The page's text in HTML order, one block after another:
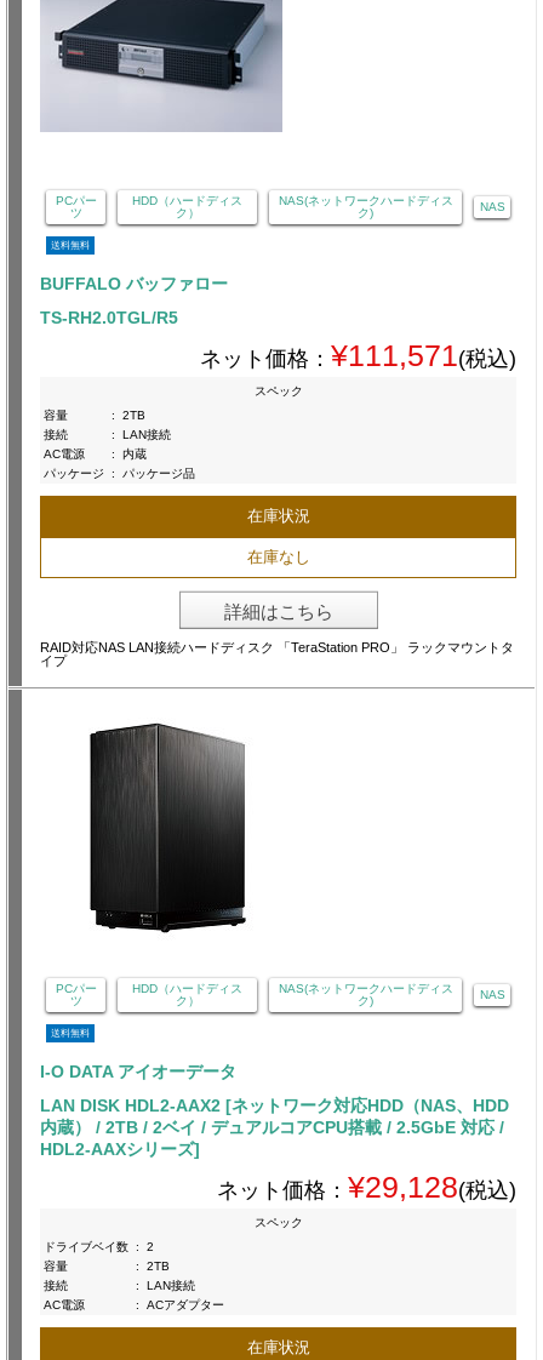
PCパー
ツ
HDD（ハードディス
ク）
NAS(ネットワークハードディス
ク)
NAS
送料無料
BUFFALO バッファロー
TS-RH2.0TGL/R5
ネット価格： ¥111,571(税込)
スペック
容量
:
2TB
接続
:
LAN接続
AC電源
:
内蔵
パッケージ
: パッケージ品
在庫状況
在庫なし
詳細はこちら
RAID対応NAS LAN接続ハードディスク 「TeraStation PRO」 ラックマウントタ
イプ
PCパー
ツ
HDD（ハードディス
ク）
NAS(ネットワークハードディス
ク)
NAS
送料無料
I-O DATA アイオーデータ
LAN DISK HDL2-AAX2 [ネットワーク対応HDD（NAS、HDD
内蔵） / 2TB / 2ベイ / デュアルコアCPU搭載 / 2.5GbE 対応 /
HDL2-AAXシリーズ]
ネット価格： ¥29,128(税込)
スペック
ドライブベイ数 :
2
容量
:
2TB
接続
:
LAN接続
AC電源
: ACアダプター
在庫状況